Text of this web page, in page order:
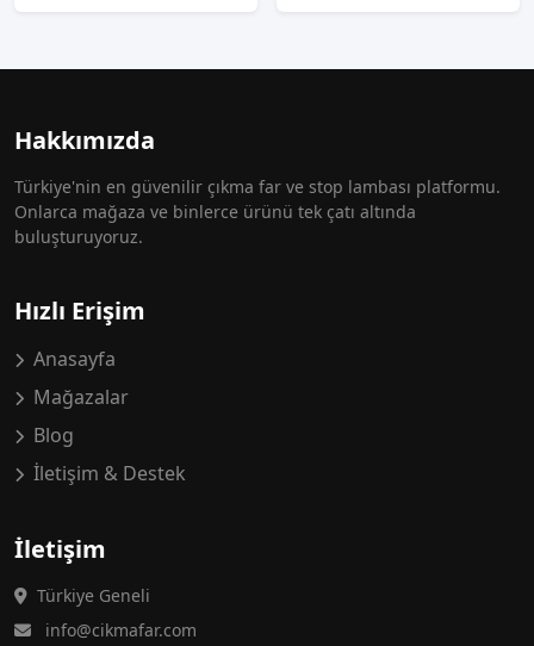
Hakkımızda
Türkiye'nin en güvenilir çıkma far ve stop lambası platformu.
Onlarca mağaza ve binlerce ürünü tek çatı altında
buluşturuyoruz.
Hızlı Erişim
Anasayfa
Mağazalar
Blog
İletişim & Destek
İletişim
Türkiye Geneli
info@cikmafar.com